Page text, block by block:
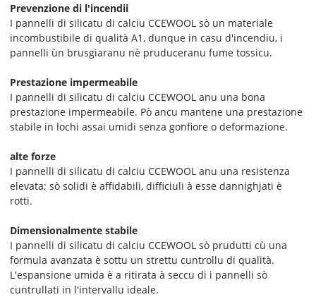
Prevenzione di l'incendii
I pannelli di silicatu di calciu CCEWOOL sò un materiale
incombustibile di qualità A1, dunque in casu d'incendiu, i
pannelli ùn brusgiaranu nè pruduceranu fume tossicu.
Prestazione impermeabile
I pannelli di silicatu di calciu CCEWOOL anu una bona
prestazione impermeabile. Pò ancu mantene una prestazione
stabile in lochi assai umidi senza gonfiore o deformazione.
alte forze
I pannelli di silicatu di calciu CCEWOOL anu una resistenza
elevata; sò solidi è affidabili, difficiuli à esse dannighjati è
rotti.
Dimensionalmente stabile
I pannelli di silicatu di calciu CCEWOOL sò prudutti cù una
formula avanzata è sottu un strettu cuntrollu di qualità.
L'espansione umida è a ritirata à seccu di i pannelli sò
cuntrullati in l'intervallu ideale.